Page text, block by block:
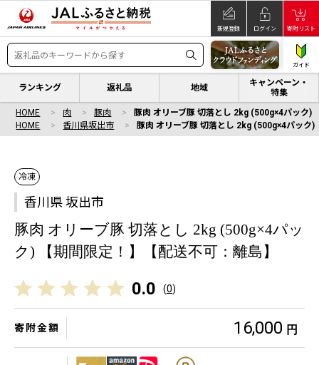
新規登録 ログイン 寄附リスト
ガイド
ランキング 返礼品 地域
キャンペーン・
特集
HOME 肉 豚肉
豚肉 オリーブ豚 切落とし 2kg (500g×4パック)
HOME
香川県坂出市 豚肉 オリーブ豚 切落とし 2kg (500g×4パック
冷凍
香川県 坂出市
豚肉 オリーブ豚 切落とし 2kg (500g×4パッ
ク) 【期間限定！】【配送不可：離島】
0.0 (0)
寄附金額 16,000 円